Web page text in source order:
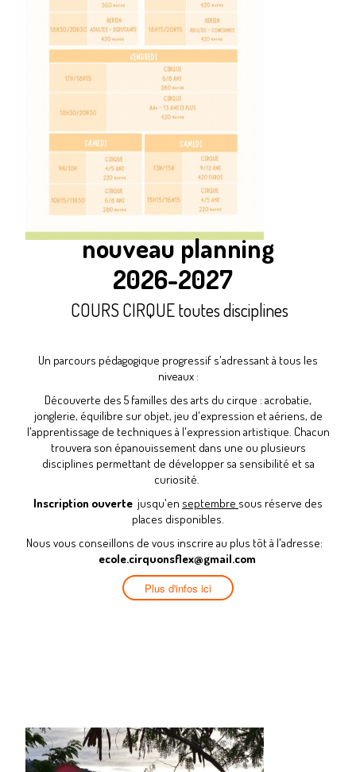
nouveau planning
2026-2027
COURS CIRQUE toutes disciplines
Un parcours pédagogique progressif s'adressant à tous les
niveaux :
Découverte des 5 familles des arts du cirque : acrobatie,
jonglerie, équilibre sur objet, jeu d'expression et aériens, de
l'apprentissage de techniques à l'expression artistique. Chacun
trouvera son épanouissement dans une ou plusieurs
disciplines permettant de développer sa sensibilité et sa
curiosité.
Inscription ouverte jusqu'en septembre sous réserve des
places disponibles.
Nous vous conseillons de vous inscrire au plus tôt à l'adresse:
ecole.cirquonsflex@gmail.com
Plus d'infos ici